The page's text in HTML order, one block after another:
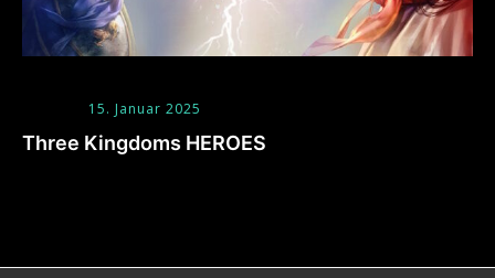
15. Januar 2025
Three Kingdoms HEROES